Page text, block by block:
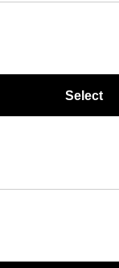
Select